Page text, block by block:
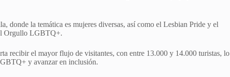
donde la temática es mujeres diversas, así como el Lesbian Pride y el
Orgullo LGBTQ+.
recibir el mayor flujo de visitantes, con entre 13.000 y 14.000 turistas, lo
y avanzar en inclusión.